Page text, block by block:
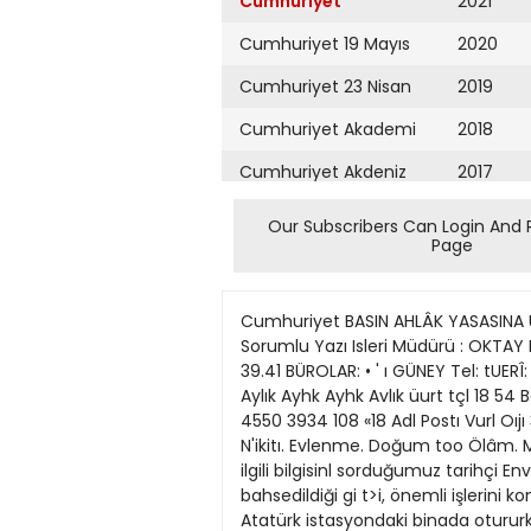
Cumhuriyet 19 Mayıs
Cumhuriyet 23 Nisan
Cumhuriyet Akademi
Cumhuriyet Akdeniz
Cumhuriyet Alışveriş
Cumhuriyet Ankara
Cumhuriyet Büyük
Taaruz
Cumhuriyet
Cumartesi
Cumhuriyet Çevre
2020
2019
2018
2017
2016
2015
2013
2012
2011
2010
2009
Our Subscribers Can Login And
Page
Cumhuriyet BASIN AHLÂK YASASINA UYMAY1 TAAHHÜT EDER > Sahibi: Cumhuriyet Matbaacılık ve Gazetedlik T.A.Ş adına NAZİME NADİ ' Sorumlu Yazı Isleri Müdürü : OKTAY KURTBttKE Basan ve Yayan : CUMHURÎYET MATBAACILIK ve GAZETECİLÎK T.A.Ş. Cagaloglu Halkevi Sk. No. 39.41 BÜROLAR: • ' ı GÜNEY Tel: tUERÎ: ANKARA: Atatürk Buiv*n Tener A o t Yenijehir Tel: 120820 • 129544 No. «0 ADANA ABONE ve ÎLÂN 1 3 6 12 Aylık Ayhk Ayhk Avlık üurt tçl 18 54 Baslık (Maktul SflO Llra tZMİR: Fevzipaj» Bulvarı AfşaroSlu tshanı Tel: 31230 2470» Kuruköprü J4 tokak 4550 3934 108 «18 Adl Postı Vurl Oıjı 39. 117. 234 «8 2 »e T ncı sayt» ISantim!) »II 3 üncu «avfa (Santinm 4. i. 6 ncı u y f a (Santıınlı 7â Nuj»a. N'ikitı. Evlenme. Doğum too Ölâm. Mevlid. Tetekkıit i3 iıncü (S Cm.) 1511 > SAYIS1 60 KURUŞ übeyde (Bastarafı 1 inci sayfaıta) namesiyle ilgili bilgisinl sorduğumuz tarihçi Enver Behnan Şapolyo da bazı açıklamalarda bulunmuş, Zübeyde Hanımın vasiyetnamesinde bahsedildiği gi t>i, önemli işlerini konsolos Cemal Bey aracılığı ile yüriitmekte olduğunu anlatmıs ve şöyle demiştir: \ • 13201921 yıllarında, Atatürk istasyondaki binada otururken buraya daimi surette girip çıkan konsolos Cemal Beyle arkadaş olmustum. Hemen her zaman buluşurduk. Cemal Bev Atatürk'ün yakın akrabası olduğunu söylerdi. Fakat bu akrabalıgın derecesini kendisinden soramamıştun. Atatürk'ün annesi Zübeyde Haıum, esi AIi Rıza Efendi öldükten sonra, lenisehirli (Yunanistan) Ragıp Bey isminde bir zatla evlenmişti. Bu konsolos Cemal Beyin, Ragıp Beyle akraba olduğunu sonradan öğrenmiştim. Akaretlerde otururdu Burada bir hatıramı da nakledeyim: Atatürk, zaman zaman Cemal Beyi Inebolu yolu ile tstanbul'a gönderirdi. Kendisine bu sidiş gelişlerin sebebini sorduğumda, Atatürk'ün annesi Zübeyde hanıma para yolladığını söyledi. Atatürk'ün annesi o zamanlarda Beşiktaşta, Akaretler'de bir evde otururdu. Ttldınm Ordulan Grubu Komutanlığı lâğvedildikten sonra Sadrazam îzzet Paşamn davetı lizerine latanbul'a gelen Atatürk önceleri Ferapalas otelinde bir iki gün misafir kaldı. Sonra, Ha \a sokağında Franco Paşanın apartunanda kiracı bulunan madam Selma'nın evine yerleşii. Ma dam Selma ve esi Atatürkie Ha lepte tanışmışlardı. Bir süre son ra madam Selma'nın kocası Salih Fansa da Halepten kaçarak Istanbul'a yerlesti. Atatürk uznn süre, en emin yer olarak bu eski tanıdıfrı hanımın evinde kalmı;. Sonra da Şişü'deki halen müze olan evi kiralayarak oraya geçmişti. Atatürk her nedense, kira t\ lerinde oturmuf, annesinin B»şiktaştaki evinde kalmamıştı. Btı durumun nedeni,